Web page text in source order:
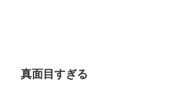
真面目すぎる